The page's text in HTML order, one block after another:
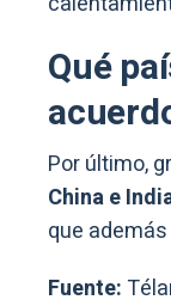
Qué
Por último,
China e
que
Fuente: